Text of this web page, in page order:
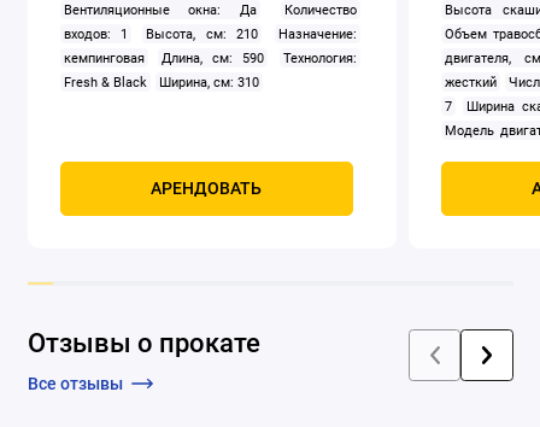
Вентиляционные окна: Да
Количество
входов: 1
Высота, см: 210
Назначение:
кемпинговая
Длина, см: 590
Технология:
Fresh & Black
Ширина, см: 310
АРЕНДОВАТЬ
Высота
Объем
двигателя,
жесткий
7
Ширина
Модель
Мощность,
Отзывы о прокате
Все отзывы